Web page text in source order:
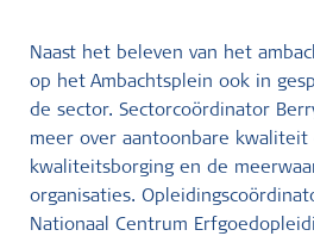
Naast het beleven van het
op het Ambachtsplein ook in
de sector. Sectorcoördinator
meer over aantoonbare kwaliteit
kwaliteitsborging en de
organisaties.
Nationaal Centrum